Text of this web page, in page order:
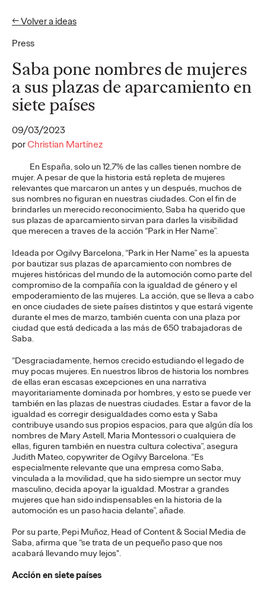
Press
← Volver a ideas
Saba pone nombres de mujeres
a sus plazas de aparcamiento en
siete países
09/03/2023
porChristian Martínez
En España, solo un 12,7% de las calles tienen nombre de
mujer. A pesar de que la historia está repleta de mujeres
relevantes que marcaron un antes y un después, muchos de
sus nombres no figuran en nuestras ciudades. Con el fin de
brindarles un merecido reconocimiento, Saba ha querido que
sus plazas de aparcamiento sirvan para darles la visibilidad
que merecen a traves de la acción “Park in Her Name”.
Ideada por Ogilvy Barcelona, “Park in Her Name” es la apuesta
por bautizar sus plazas de aparcamiento con nombres de
mujeres históricas del mundo de la automoción como parte del
compromiso de la compañía con la igualdad de género y el
empoderamiento de las mujeres. La acción, que se lleva a cabo
en once ciudades de siete países distintos y que estará vigente
durante el mes de marzo, también cuenta con una plaza por
ciudad que está dedicada a las más de 650 trabajadoras de
Saba.
“Desgraciadamente, hemos crecido estudiando el legado de
muy pocas mujeres. En nuestros libros de historia los nombres
de ellas eran escasas excepciones en una narrativa
mayoritariamente dominada por hombres, y esto se puede ver
también en las plazas de nuestras ciudades. Estar a favor de la
igualdad es corregir desigualdades como esta y Saba
contribuye usando sus propios espacios, para que algún día los
nombres de Mary Astell, Maria Montessori o cualquiera de
ellas, figuren también en nuestra cultura colectiva”, asegura
Judith Mateo, copywriter de Ogilvy Barcelona. “Es
especialmente relevante que una empresa como Saba,
vinculada a la movilidad, que ha sido siempre un sector muy
masculino, decida apoyar la igualdad. Mostrar a grandes
mujeres que han sido indispensables en la historia de la
automoción es un paso hacia delante”, añade.
Por su parte, Pepi Muñoz, Head of Content & Social Media de
Saba, afirma que “se trata de un pequeño paso que nos
acabará llevando muy lejos".
Acción en siete países
Ideas
PRESS
Cruzcampo rinde
homenaje a quienes
llenan de acento las
playas andaluzas: los
lateros
Christian Martínez 29/07/2026
La Sociedad Latera de Cruzcampo pone nombre y voz a los
lateros que han convertido sus pregones en parte del verano
andaluz
More→
PRESS
Vueling se alía con
Google para convertir
los recuerdos de
verano en imanes
personalizados
Christian Martínez 27/07/2026
Vueling invita a los usuarios a elegir entre “team playa” y “team
viajes.
More→